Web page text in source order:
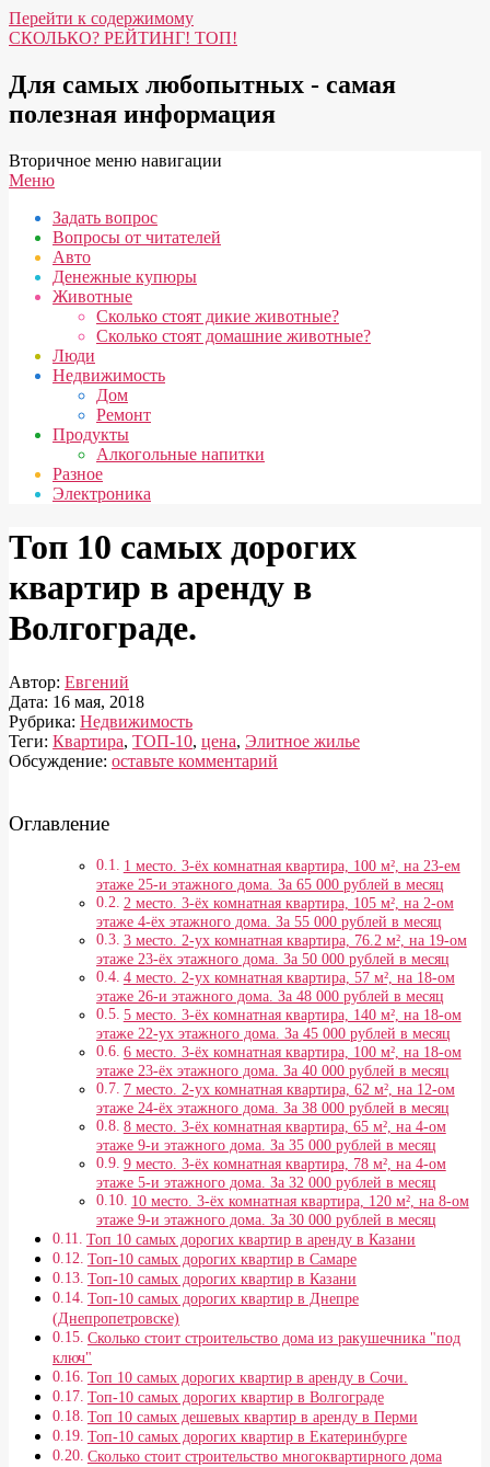
Перейти к содержимому
СКОЛЬКО? РЕЙТИНГ! ТОП!
Для самых любопытных - самая
полезная информация
Вторичное меню навигации
Меню
Задать вопрос
Вопросы от читателей
Авто
Денежные купюры
Животные
Сколько стоят дикие животные?
Сколько стоят домашние животные?
Люди
Недвижимость
Дом
Ремонт
Продукты
Алкогольные напитки
Разное
Электроника
Топ 10 самых дорогих
квартир в аренду в
Волгограде.
Автор: Евгений
Дата: 16 мая, 2018
Рубрика: Недвижимость
Теги: Квартира, ТОП-10, цена, Элитное жилье
Обсуждение: оставьте комментарий
Оглавление
1 место. 3-ёх комнатная квартира, 100 м², на 23-ем
этаже 25-и этажного дома. За 65 000 рублей в месяц
2 место. 3-ёх комнатная квартира, 105 м², на 2-ом
этаже 4-ёх этажного дома. За 55 000 рублей в месяц
3 место. 2-ух комнатная квартира, 76.2 м², на 19-ом
этаже 23-ёх этажного дома. За 50 000 рублей в месяц
4 место. 2-ух комнатная квартира, 57 м², на 18-ом
этаже 26-и этажного дома. За 48 000 рублей в месяц
5 место. 3-ёх комнатная квартира, 140 м², на 18-ом
этаже 22-ух этажного дома. За 45 000 рублей в месяц
6 место. 3-ёх комнатная квартира, 100 м², на 18-ом
этаже 23-ёх этажного дома. За 40 000 рублей в месяц
7 место. 2-ух комнатная квартира, 62 м², на 12-ом
этаже 24-ёх этажного дома. За 38 000 рублей в месяц
8 место. 3-ёх комнатная квартира, 65 м², на 4-ом
этаже 9-и этажного дома. За 35 000 рублей в месяц
9 место. 3-ёх комнатная квартира, 78 м², на 4-ом
этаже 5-и этажного дома. За 32 000 рублей в месяц
10 место. 3-ёх комнатная квартира, 120 м², на 8-ом
этаже 9-и этажного дома. За 30 000 рублей в месяц
Топ 10 самых дорогих квартир в аренду в Казани
Топ-10 самых дорогих квартир в Самаре
Топ-10 самых дорогих квартир в Казани
Топ-10 самых дорогих квартир в Днепре
(Днепропетровске)
Сколько стоит строительство дома из ракушечника "под
ключ"
Топ 10 самых дорогих квартир в аренду в Сочи.
Топ-10 самых дорогих квартир в Волгограде
Топ 10 самых дешевых квартир в аренду в Перми
Топ-10 самых дорогих квартир в Екатеринбурге
Сколько стоит строительство многоквартирного дома